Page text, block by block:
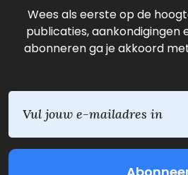
Wees als eerste op de
publicaties, aankondigingen
abonneren ga je akkoord
m
i
l